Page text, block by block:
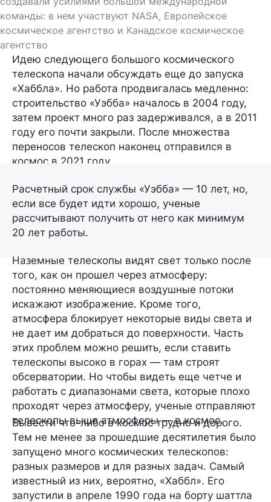
команды: в нем участвуют NASA, Европейское
космическое агентство и Канадское космическое
агентство
Идею следующего большого космического
телескопа начали обсуждать еще до запуска
«Хаббла». Но работа продвигалась медленно:
строительство «Уэбба» началось в 2004 году,
затем проект много раз задерживался, а в 2011
году его почти закрыли. После множества
переносов телескоп наконец отправился в
космос в 2021 году.
Расчетный срок службы «Уэбба» — 10 лет, но,
если все будет идти хорошо, ученые
рассчитывают получить от него как минимум
20 лет работы.
Наземные телескопы видят свет только после
того, как он прошел через атмосферу:
постоянно меняющиеся воздушные потоки
искажают изображение. Кроме того,
атмосфера блокирует некоторые виды света и
не дает им добраться до поверхности. Часть
этих проблем можно решить, если ставить
телескопы высоко в горах — там строят
обсерватории. Но чтобы видеть еще четче и
работать с диапазонами света, которые плохо
проходят через атмосферу, ученые отправляют
телескопы выше атмосферы — в космос.
Вывести что-либо в космос трудно и дорого.
Тем не менее за прошедшие десятилетия было
запущено много космических телескопов:
разных размеров и для разных задач. Самый
известный из них, вероятно, «Хаббл». Его
запустили в апреле 1990 года на борту шаттла